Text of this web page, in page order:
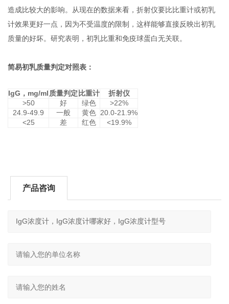
造成比较大的影响。从现在的数据来看，折射仪要比比重计或初乳
计效果更好一点，因为不受温度的限制，这样能够直接反映出初乳
质量的好坏。研究表明，初乳比重和免疫球蛋白无关联。
简易初乳质量判定对照表：
IgG ， mg/ml 质量判定 比重计
折射仪
>50
好 绿色
>22%
24.9-49.9
一般 黄色 20.0-21.9%
<25
差 红色 <19.9%
产品咨询